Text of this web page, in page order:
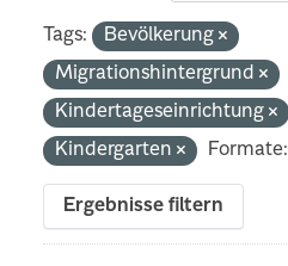
Tags:
Bevölkerung
Migrationshintergrund
Kindertageseinrichtung
Kindergarten
Formate:
Ergebnisse filtern